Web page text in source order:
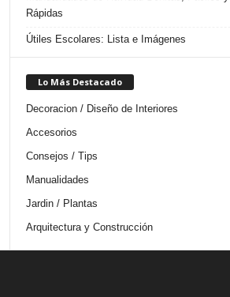
Rápidas
Útiles Escolares: Lista e Imágenes
Lo Más Destacado
Decoracion / Diseño de Interiores
Accesorios
Consejos / Tips
Manualidades
Jardin / Plantas
Arquitectura y Construcción